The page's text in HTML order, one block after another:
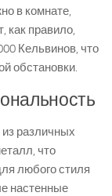
в комнате,
как правило,
Кельвинов, что
обстановки.
различных
что
любого стиля
настенные